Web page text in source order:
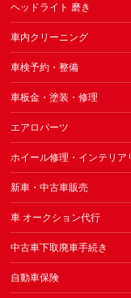
ヘッドライト 磨き
車内クリーニング
車検予約・整備
車板金・塗装・修理
エアロパーツ
ホイール修理・インテリア
新車・中古車販売
車 オークション代行
中古車下取廃車手続き
自動車保険